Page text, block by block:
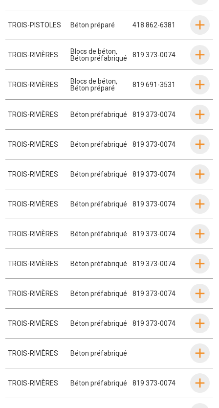
TROIS-PISTOLES Béton préparé 418 862-6381
TROIS-RIVIÈRES Blocs de béton,
Béton préfabriqué
819 373-0074
TROIS-RIVIÈRES Blocs de béton,
Béton préparé
819 691-3531
TROIS-RIVIÈRES Béton préfabriqué 819 373-0074
TROIS-RIVIÈRES Béton préfabriqué 819 373-0074
TROIS-RIVIÈRES Béton préfabriqué 819 373-0074
TROIS-RIVIÈRES Béton préfabriqué 819 373-0074
TROIS-RIVIÈRES Béton préfabriqué 819 373-0074
TROIS-RIVIÈRES Béton préfabriqué 819 373-0074
TROIS-RIVIÈRES Béton préfabriqué 819 373-0074
TROIS-RIVIÈRES Béton préfabriqué 819 373-0074
TROIS-RIVIÈRES Béton préfabriqué
TROIS-RIVIÈRES Béton préfabriqué 819 373-0074